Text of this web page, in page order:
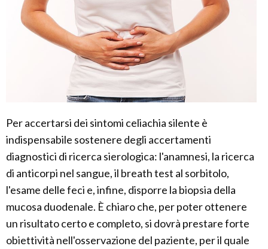
Per accertarsi dei sintomi celiachia silente è
indispensabile sostenere degli accertamenti
diagnostici di ricerca sierologica: l'anamnesi, la ricerca
di anticorpi nel sangue, il breath test al sorbitolo,
l'esame delle feci e, infine, disporre la biopsia della
mucosa duodenale. È chiaro che, per poter ottenere
un risultato certo e completo, si dovrà prestare forte
obiettività nell'osservazione del paziente, per il quale